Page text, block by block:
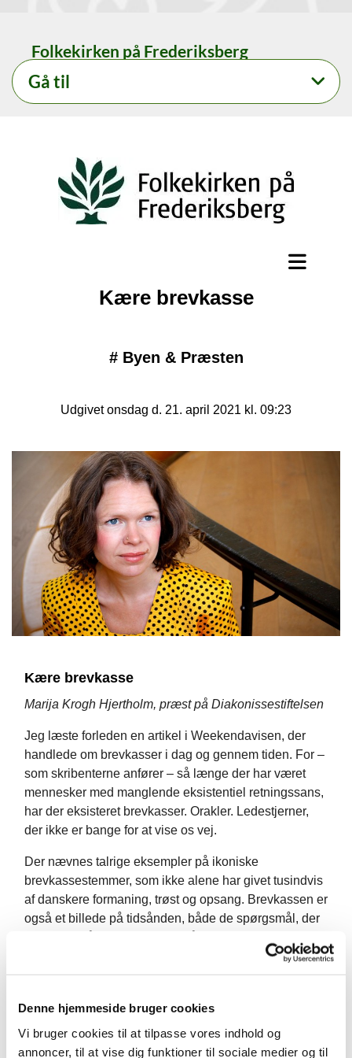
Denne hjemmeside bruger cookies
Vi bruger cookies til at tilpasse vores indhold og
annoncer, til at vise dig funktioner til sociale medier og til
Folkekirken på Frederiksberg
Gå til
Kære brevkasse
# Byen & Præsten
Udgivet onsdag d. 21. april 2021 kl. 09:23
Kære brevkasse
Marija Krogh Hjertholm, præst på Diakonissestiftelsen
Jeg læste forleden en artikel i Weekendavisen, der
handlede om brevkasser i dag og gennem tiden. For –
som skribenterne anfører – så længe der har været
mennesker med manglende eksistentiel retningssans,
har der eksisteret brevkasser. Orakler. Ledestjerner,
der ikke er bange for at vise os vej.
Der nævnes talrige eksempler på ikoniske
brevkassestemmer, som ikke alene har givet tusindvis
af danskere formaning, trøst og opsang. Brevkassen er
også et billede på tidsånden, både de spørgsmål, der
nok Tove Ditlevsens klumme i Familie Journalen. Som
nybagt mor tyer man (på alle tidspunkter af døgnet) til
generelt rådvild af hverdagens små og store
dilemmaer tyer man til Sara & Monopolet.